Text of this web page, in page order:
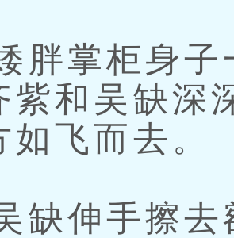
掌柜身子
紫和吴缺深
如飞而去。
伸手擦去